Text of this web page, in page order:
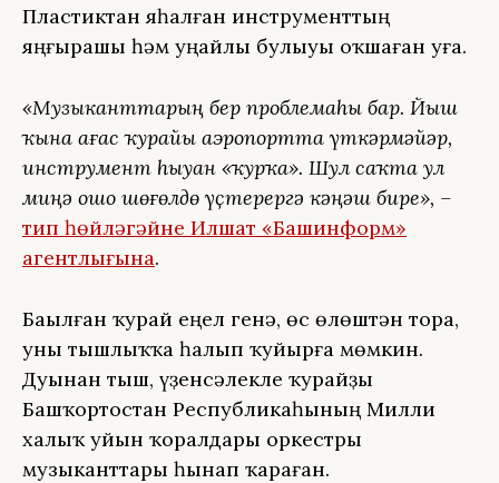
Пластиктан яһалған инструменттың
яңғырашы һәм уңайлы булыуы оҡшаған уға.
«Музыканттарҙың бер проблемаһы бар. Йыш
ҡына ағас ҡурайҙы аэропортта үткәрмәйҙәр,
инструмент һыуҙан «ҡурҡа». Шул саҡта ул
миңә ошо шөғөлдө үҫтерергә кәңәш бирҙе», –
тип һөйләгәйне Илшат «Башинформ»
агентлығына.
Баҫылған ҡурай еңел генә, өс өлөштән тора,
уны тышлыҡҡа һалып ҡуйырға мөмкин.
Дуҫынан тыш, үҙенсәлекле ҡурайҙы
Башҡортостан Республикаһының Милли
халыҡ уйын ҡоралдары оркестры
музыканттары һынап ҡараған.